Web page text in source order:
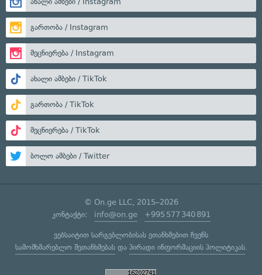
გართობა / Instagram
მეცნიერება / Instagram
ახალი ამბები / TikTok
გართობა / TikTok
მეცნიერება / TikTok
ბოლო ამბები / Twitter
© On.ge LLC, 2015–2026
კონტაქტი: info@on.ge +995 577 340 891
ვებსაიტით სარგებლობისას ეთანხმებით ჩვენს
სამომხმარებლო შეთანხმებასდა პირადი ინფორმაციის პოლიტიკას.